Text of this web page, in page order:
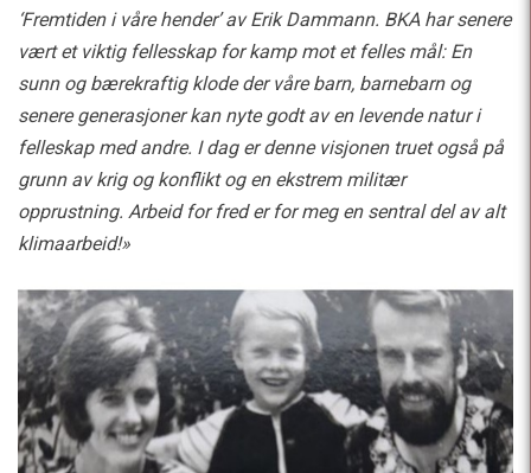
‘Fremtiden i våre hender’ av Erik Dammann. BKA har senere
vært et viktig fellesskap for kamp mot et felles mål: En
sunn og bærekraftig klode der våre barn, barnebarn og
senere generasjoner kan nyte godt av en levende natur i
felleskap med andre. I dag er denne visjonen truet også på
grunn av krig og konflikt og en ekstrem militær
opprustning. Arbeid for fred er for meg en sentral del av alt
klimaarbeid!»